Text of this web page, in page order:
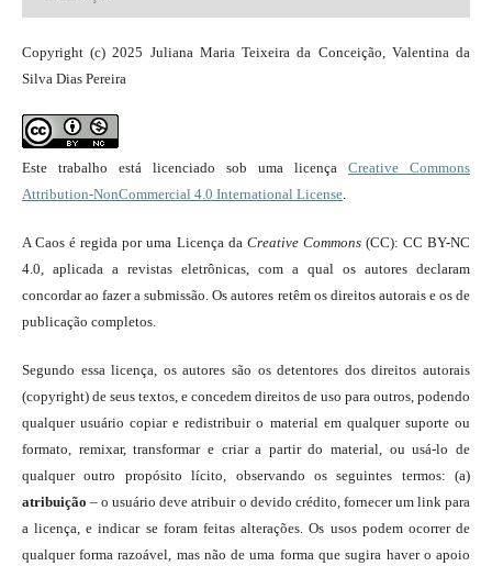
Copyright (c) 2025 Juliana Maria Teixeira da Conceição, Valentina da
Silva Dias Pereira
Este trabalho está licenciado sob uma licençaCreative Commons
Attribution-NonCommercial 4.0 International License.
A Caos é regida por uma Licença da Creative Commons(CC): CC BY-NC
4.0, aplicada a revistas eletrônicas, com a qual os autores declaram
concordar ao fazer a submissão. Os autores retêm os direitos autorais e os de
publicação completos.
Segundo essa licença, os autores são os detentores dos direitos autorais
(copyright) de seus textos, e concedem direitos de uso para outros, podendo
qualquer usuário copiar e redistribuir o material em qualquer suporte ou
formato, remixar, transformar e criar a partir do material, ou usá-lo de
qualquer outro propósito lícito, observando os seguintes termos: (a)
atribuição – o usuário deve atribuir o devido crédito, fornecer um link para
a licença, e indicar se foram feitas alterações. Os usos podem ocorrer de
qualquer forma razoável, mas não de uma forma que sugira haver o apoio